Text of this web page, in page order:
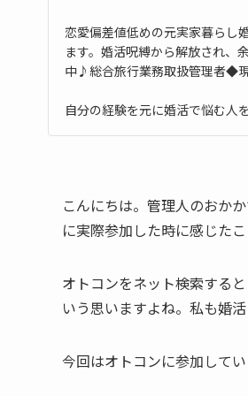
恋愛偏差値低めの元実家暮らし
ます。婚活呪縛から解放され、
中♪総合旅行業務取扱管理者◆
自分の経験を元に婚活で悩む人
こんにちは。管理人のおか
に実際参加した時に感じた
オトコンをネット検索する
いう思いますよね。私も婚
今回はオトコンに参加して